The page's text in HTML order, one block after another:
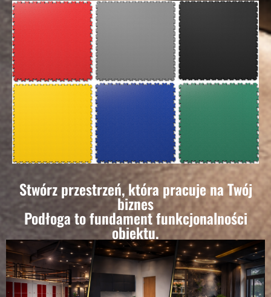
Stwórz przestrzeń, która pracuje na Twój
biznes
Podłoga to fundament funkcjonalności
obiektu.